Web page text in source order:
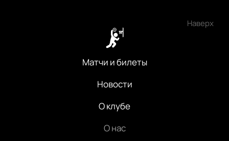
Наверх
Матчи и билеты
Новости
О клубе
О нас